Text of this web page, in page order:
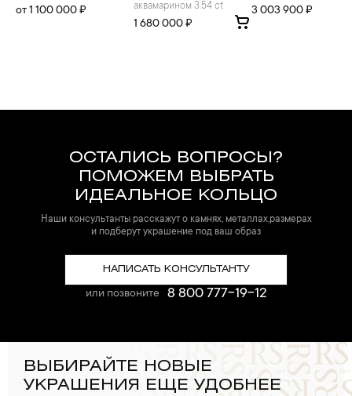
от 1 100 000 ₽
аквамарином 3.54 ct
1 680 000 ₽
3 003 900 ₽
ОСТАЛИСЬ ВОПРОСЫ?
ПОМОЖЕМ ВЫБРАТЬ
ИДЕАЛЬНОЕ КОЛЬЦО
Наши консультанты расскажут о камнях, металлах,размерах
и подберут украшение под ваш образ
НАПИСАТЬ КОНСУЛЬТАНТУ
или позвоните 8 800 777-19-12
ВЫБИРАЙТЕ НОВЫЕ
УКРАШЕНИЯ ЕЩЕ УДОБНЕЕ